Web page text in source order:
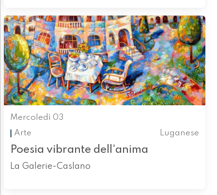
Mercoledì 03
Arte
Luganese
Poesia vibrante dell'anima
La Galerie-Caslano